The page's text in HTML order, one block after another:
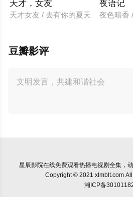
天才，女友
天才女友 / 去有你的夏天
夜语记
夜色暗香
豆瓣影评
星辰影院在线免费观看热播电视剧全集，
Copyright © 2021 xlmblt.com
湘ICP备